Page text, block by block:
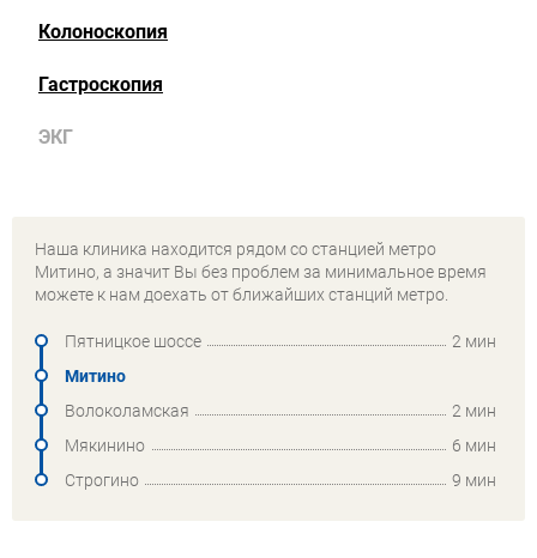
Колоноскопия
Гастроскопия
ЭКГ
Наша клиника находится рядом со станцией метро
Митино, а значит Вы без проблем за минимальное время
можете к нам доехать от ближайших станций метро.
Пятницкое шоссе
2 мин
Митино
Волоколамская
2 мин
Мякинино
6 мин
Строгино
9 мин